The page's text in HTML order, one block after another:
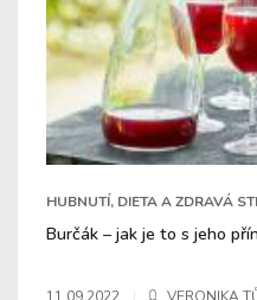
HUBNUTÍ, DIETA A ZDRAVÁ
Burčák – jak je to s jeho